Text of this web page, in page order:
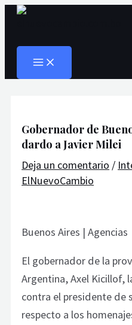
Ir
contenido
MAIN
Gobernador de
dardo a Javier Milei
Deja un comentario /
ElNuevoCambio
Buenos Aires | Agencias
El gobernador de la
Argentina, Axel Kicillof,
contra el presidente de
respecto a los
Navegación
entradas
Escribe
Nombre*
Correo
Web